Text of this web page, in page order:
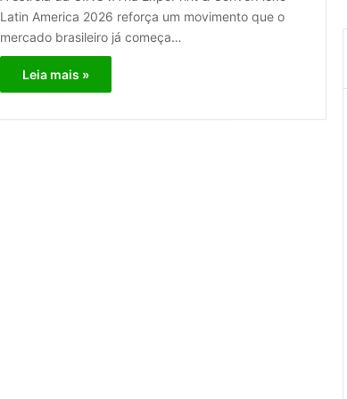
Latin America 2026 reforça um movimento que o
mercado brasileiro já começa…
Leia mais »